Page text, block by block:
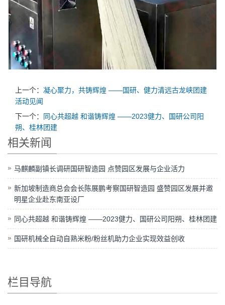
上一个： 凝心聚力，共铸辉煌 ——国研、健力清远古龙峡团建
活动见闻
下一个：
同心共超越 和谐铸辉煌 ——2023健力、国研公司阳
朔、桂林团建
相关新闻
马麒麟副镇长调研国研智造园 点赞园区发展与企业活力
新加坡制造商总会会长陈展鹏考察国研智造园 盛赞园区发展并邀
明星企业赴东南亚设厂
同心共超越 和谐铸辉煌 ——2023健力、国研公司阳朔、桂林团建
国研机械全自动自熟米粉/粉丝机助力企业实现效益创收
栏目导航